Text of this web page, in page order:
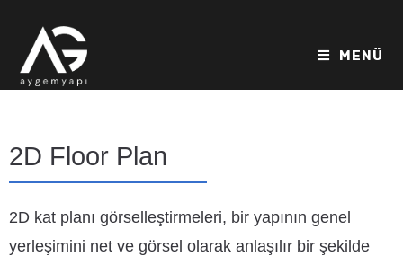
MENÜ
2D Floor Plan
2D kat planı görselleştirmeleri, bir yapının genel
yerleşimini net ve görsel olarak anlaşılır bir şekilde